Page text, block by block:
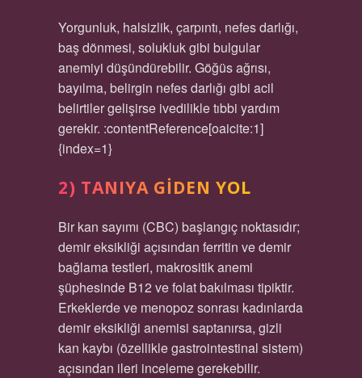
Yorgunluk, halsizlik, çarpıntı, nefes darlığı,
baş dönmesi, solukluk gibi bulgular
anemiyi düşündürebilir. Göğüs ağrısı,
bayılma, belirgin nefes darlığı gibi acil
belirtiler gelişirse ivedilikle tıbbi yardım
gerekir. :contentReference[oaicite:1]
{index=1}
2) TANIYA GIDEN YOL
Bir kan sayımı (CBC) başlangıç noktasıdır;
demir eksikliği açısından ferritin ve demir
bağlama testleri, makrositik anemi
şüphesinde B12 ve folat bakılması tipiktir.
Erkeklerde ve menopoz sonrası kadınlarda
demir eksikliği anemisi saptanırsa, gizli
kan kaybı (özellikle gastrointestinal sistem)
açısından ileri inceleme gerekebilir.